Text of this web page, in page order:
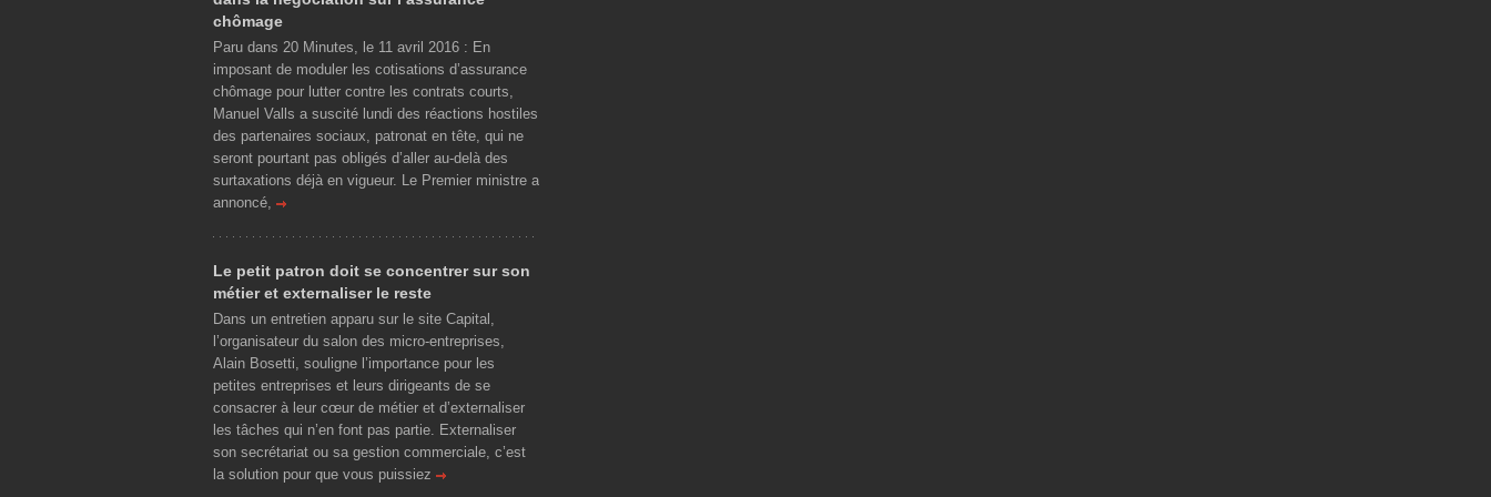
chômage
Paru dans 20 Minutes, le 11 avril 2016 : En
imposant de moduler les cotisations d’assurance
chômage pour lutter contre les contrats courts,
Manuel Valls a suscité lundi des réactions hostiles
des partenaires sociaux, patronat en tête, qui ne
seront pourtant pas obligés d’aller au-delà des
surtaxations déjà en vigueur. Le Premier ministre a
annoncé,
Le petit patron doit se concentrer sur son
métier et externaliser le reste
Dans un entretien apparu sur le site Capital,
l’organisateur du salon des micro-entreprises,
Alain Bosetti, souligne l’importance pour les
petites entreprises et leurs dirigeants de se
consacrer à leur cœur de métier et d’externaliser
les tâches qui n’en font pas partie. Externaliser
son secrétariat ou sa gestion commerciale, c’est
la solution pour que vous puissiez